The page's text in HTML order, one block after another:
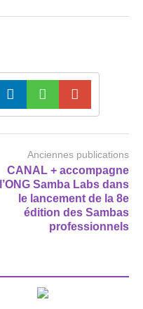
Anciennes publications
CANAL + accompagne
l’ONG Samba Labs dans
le lancement de la 8e
édition des Sambas
professionnels